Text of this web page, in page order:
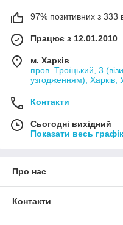
97% позитивних з 333
Працює з 12.01.2010
м. Харків
пров. Троїцький, 3
узгодженням), Харків,
Контакти
Сьогодні вихідний
Показати весь
Про нас
Контакти